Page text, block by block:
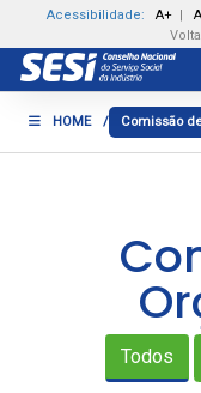
Acessibilidade: A+ |
HOME / Comissão
Todos